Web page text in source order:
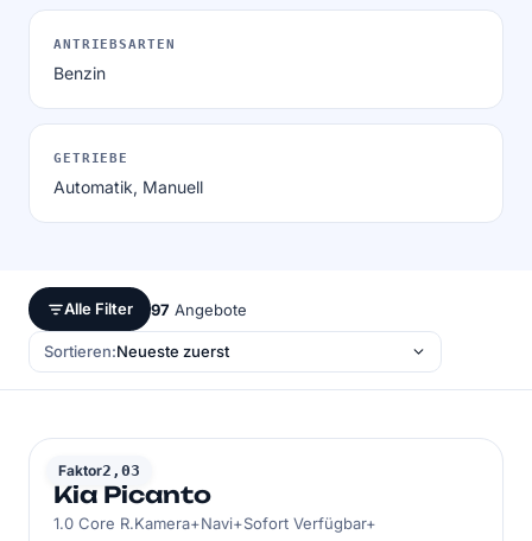
ANTRIEBSARTEN
Benzin
GETRIEBE
Automatik, Manuell
Alle Filter 97 Angebote
Sortieren:
Faktor2,03
KIA
Kia Picanto
1.0 Core R.Kamera+Navi+Sofort Verfügbar+